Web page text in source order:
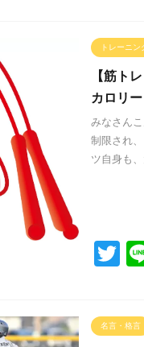
er
トレーニン
【筋ト
カロリー
みなさん
制限され
ツ自身も
T
er
名言・格言